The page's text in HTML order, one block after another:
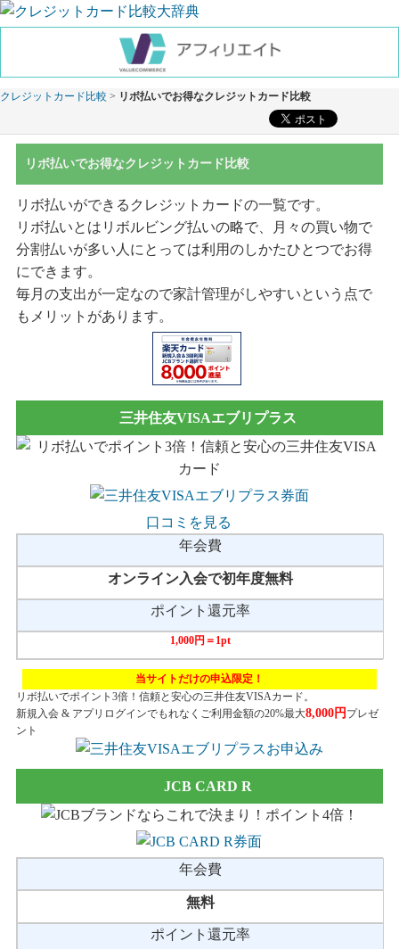
クレジットカード比較 > リボ払いでお得なクレジットカード比較
リボ払いでお得なクレジットカード比較
リボ払いができるクレジットカードの一覧です。
リボ払いとはリボルビング払いの略で、月々の買い物で
分割払いが多い人にとっては利用のしかたひとつでお得
にできます。
毎月の支出が一定なので家計管理がしやすいという点で
もメリットがあります。
三井住友VISAエブリプラス
口コミを見る
年会費
オンライン入会で初年度無料
ポイント還元率
1,000円＝1pt
当サイトだけの申込限定！
リボ払いでポイント3倍！信頼と安心の三井住友VISAカード。
新規入会 & アプリログインでもれなくご利用金額の20%最大8,000円 プレゼ
ント
JCB CARD R
年会費
無料
ポイント還元率